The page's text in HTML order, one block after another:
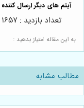
به این مقاله امتیاز بدهید :
تعداد بازدید : 1657
مطالب مشابه